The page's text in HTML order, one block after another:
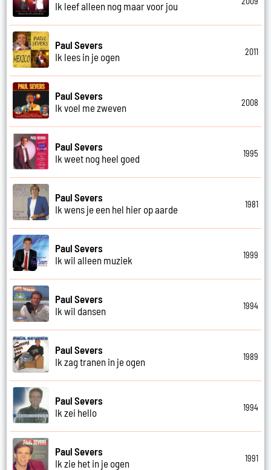
Ik leef alleen nog maar voor jou
Paul Severs
Ik lees in je ogen
2011
Paul Severs
Ik voel me zweven
2008
Paul Severs
Ik weet nog heel goed
1995
Paul Severs
Ik wens je een hel hier op aarde
1981
Paul Severs
Ik wil alleen muziek
1999
Paul Severs
Ik wil dansen
1994
Paul Severs
Ik zag tranen in je ogen
1989
Paul Severs
Ik zei hello
1994
Paul Severs
Ik zie het in je ogen
1991